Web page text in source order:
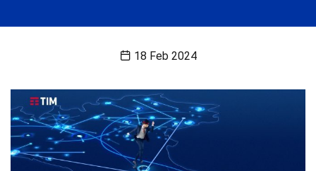
18 Feb 2024